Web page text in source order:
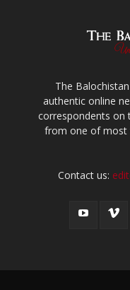
The
authentic online
correspondents on
from one of most
Contact us: